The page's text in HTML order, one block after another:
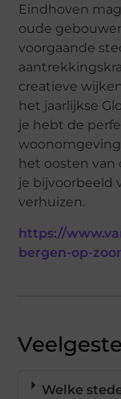
Eindhoven
oude
voorgaande
creatieve
het jaarlijkse
je hebt de
het oosten van
je bijvoorbeeld
verhuizen.
https://
bergen-op-
Welke